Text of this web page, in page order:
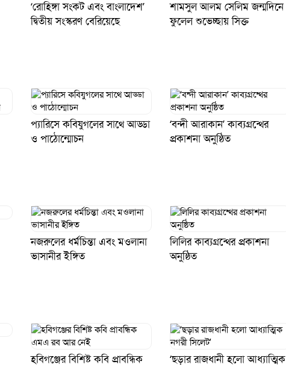
‘রোহিঙ্গা সংকট এবং বাংলাদেশ’
দ্বিতীয় সংস্করণ বেরিয়েছে
শামসুল আলম সেলিম জন্মদিনে
ফুলেল শুভেচ্ছায় সিক্ত
প্যারিসে কবিযুগলের সাথে আড্ডা
ও পাঠোন্মোচন
‘বন্দী আরাকান’ কাব্যগ্রন্থের
প্রকাশনা অনুষ্ঠিত
নজরুলের ধর্মচিন্তা এবং মওলানা
ভাসানীর ইঙ্গিত
লিলির কাব্যগ্রন্থের প্রকাশনা
অনুষ্ঠিত
হবিগঞ্জের বিশিষ্ট কবি প্রাবন্ধিক
‘ছড়ার রাজধানী হলো আধ্যাত্মিক